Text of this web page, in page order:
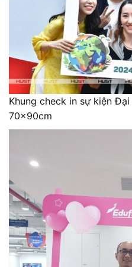
Khung check in sự kiện
70x90cm